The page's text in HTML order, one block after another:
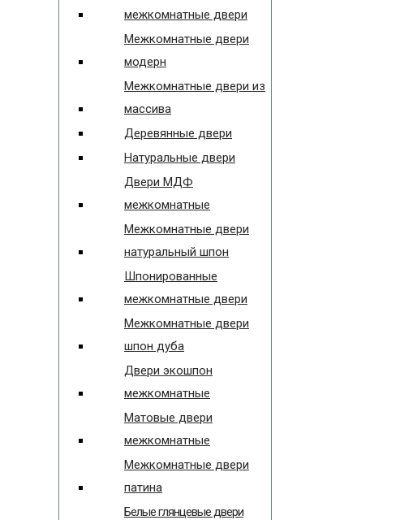
межкомнатные двери
Межкомнатные двери
модерн
Межкомнатные двери из
массива
Деревянные двери
Натуральные двери
Двери МДФ
межкомнатные
Межкомнатные двери
натуральный шпон
Шпонированные
межкомнатные двери
Межкомнатные двери
шпон дуба
Двери экошпон
межкомнатные
Матовые двери
межкомнатные
Межкомнатные двери
патина
Белые глянцевые двери